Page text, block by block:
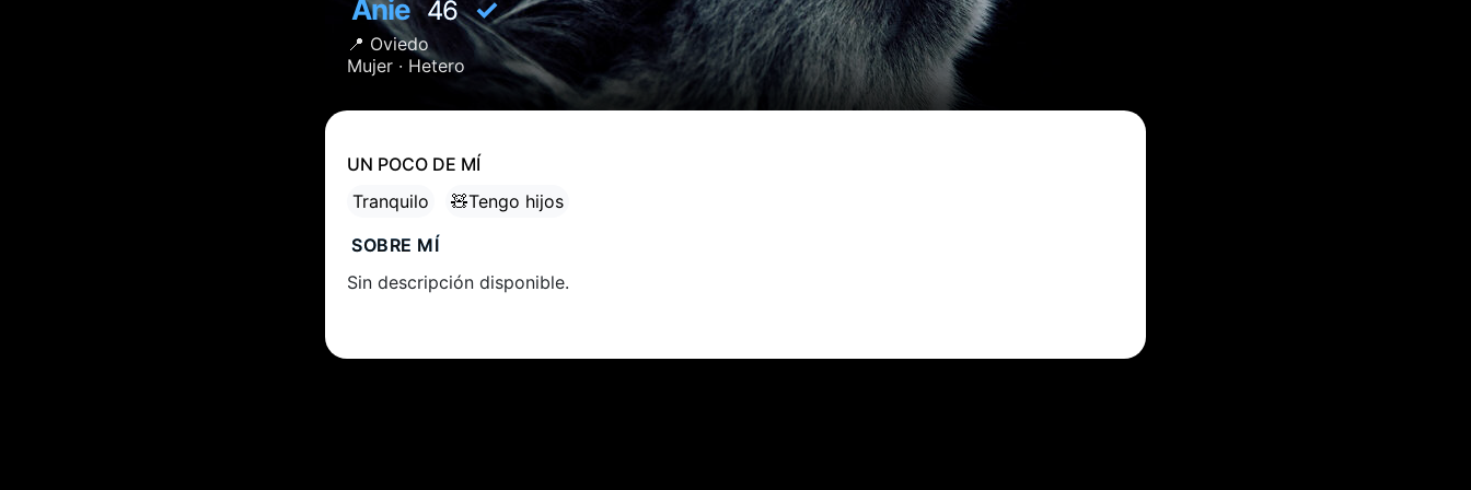
Anie46✓
📍 Oviedo
Mujer · Hetero
UN POCO DE MÍ
Tranquilo
🧸Tengo hijos
SOBRE MÍ
Sin descripción disponible.